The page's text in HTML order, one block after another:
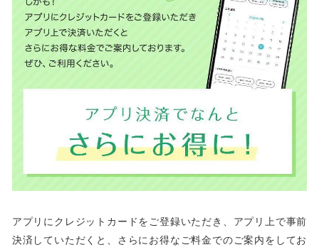
アプリにクレジットカードをご登録いただき、アプリ上で事前
決済していただくと、さらにお得なご料金でのご案内をしてお